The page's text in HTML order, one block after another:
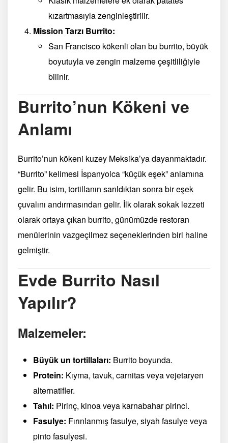
kızartmasıyla zenginleştirilir.
Mission Tarzı Burrito:
San Francisco kökenli olan bu burrito, büyük
boyutuyla ve zengin malzeme çeşitliliğiyle
bilinir.
Burrito’nun Kökeni ve
Anlamı
Burrito’nun kökeni kuzey Meksika’ya dayanmaktadır.
“Burrito” kelimesi İspanyolca “küçük eşek” anlamına
gelir. Bu isim, tortillanın sarıldıktan sonra bir eşek
çuvalını andırmasından gelir. İlk olarak sokak lezzeti
olarak ortaya çıkan burrito, günümüzde restoran
menülerinin vazgeçilmez seçeneklerinden biri haline
gelmiştir.
Evde Burrito Nasıl
Yapılır?
Malzemeler:
Büyük un tortillaları: Burrito boyunda.
Protein: Kıyma, tavuk, carnitas veya vejetaryen
alternatifler.
Tahıl: Pirinç, kinoa veya karnabahar pirinci.
Fasulye: Fırınlanmış fasulye, siyah fasulye veya
pinto fasulyesi.